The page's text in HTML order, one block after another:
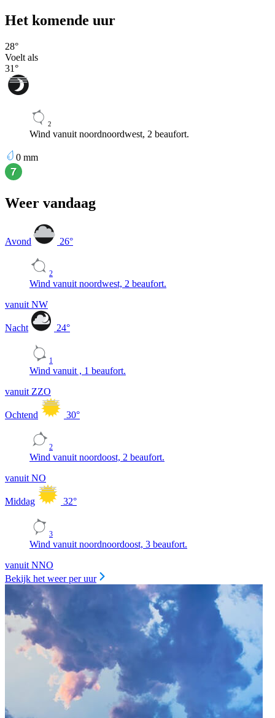
Het komende uur
28°
Voelt als
31°
2
Wind vanuit noordnoordwest, 2 beaufort.
0 mm
Weer vandaag
Avond 26°
2
Wind vanuit noordwest, 2 beaufort.
vanuit NW
Nacht 24°
1
Wind vanuit , 1 beaufort.
vanuit ZZO
Ochtend 30°
2
Wind vanuit noordoost, 2 beaufort.
vanuit NO
Middag 32°
3
Wind vanuit noordnoordoost, 3 beaufort.
vanuit NNO
Bekijk het weer per uur